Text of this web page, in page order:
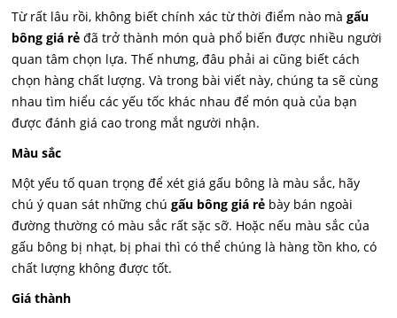
Từ rất lâu rồi, không biết chính xác từ thời điểm nào màgấu
bông giá rẻ đã trở thành món quà phổ biến được nhiều người
quan tâm chọn lựa. Thế nhưng, đâu phải ai cũng biết cách
chọn hàng chất lượng. Và trong bài viết này, chúng ta sẽ cùng
nhau tìm hiểu các yếu tốc khác nhau để món quà của bạn
được đánh giá cao trong mắt người nhận.
Màu sắc
Một yếu tố quan trọng để xét giá gấu bông là màu sắc, hãy
chú ý quan sát những chúgấu bông giá rẻ bày bán ngoài
đường thường có màu sắc rất sặc sỡ. Hoặc nếu màu sắc của
gấu bông bị nhạt, bị phai thì có thể chúng là hàng tồn kho, có
chất lượng không được tốt.
Giá thành